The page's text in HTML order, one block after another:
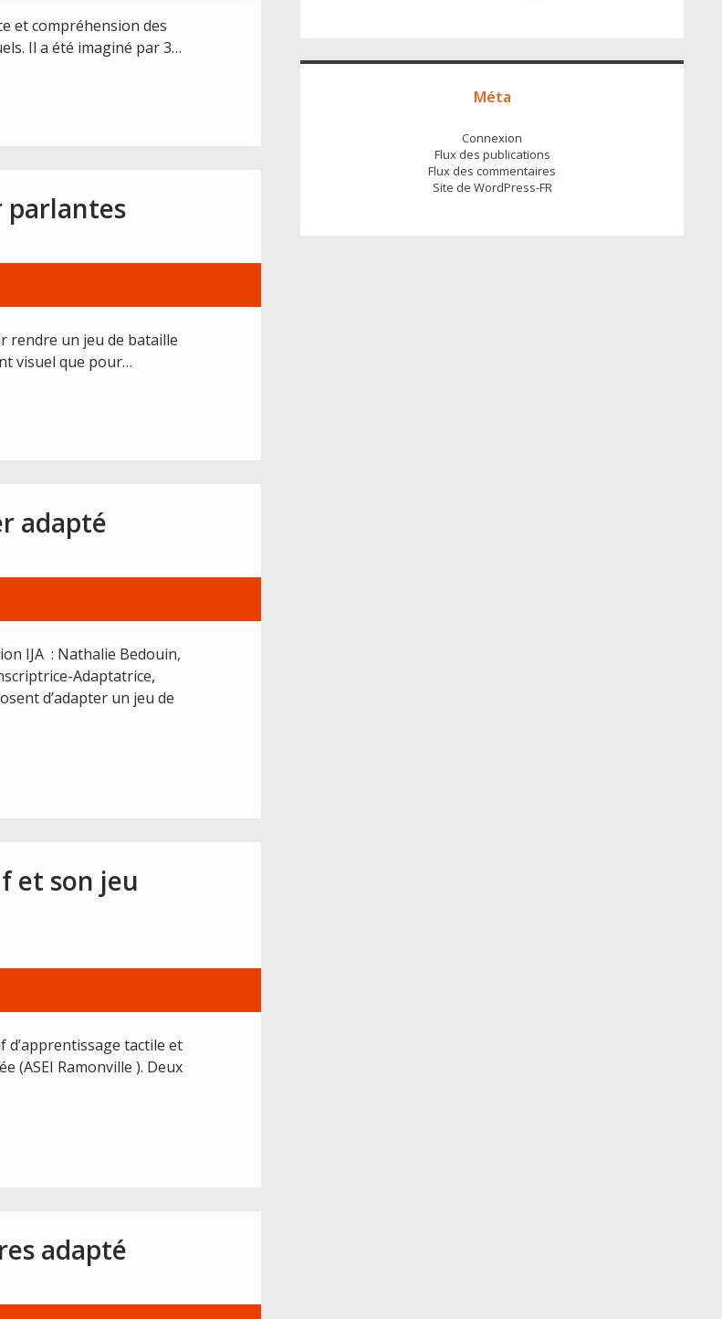
et compréhension des
Il a été imaginé par 3…
parlantes
rendre un jeu de bataille
visuel que pour…
adapté
IJA : Nathalie Bedouin,
Adaptatrice,
d’adapter un jeu de
et son jeu
tactile et
(ASEI Ramonville ). Deux
adapté
Méta
Connexion
Flux des publications
Flux des commentaires
Site de WordPress-FR